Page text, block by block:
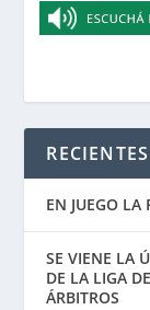
RECIENTES
EN JUEGO LA
SE VIENE LA
DE LA LIGA
ÁRBITROS